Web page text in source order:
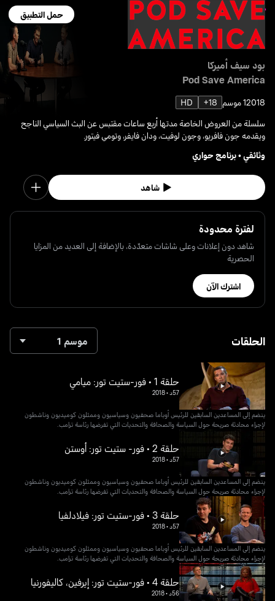
حمل التطبيق
بود سيف أميركا
Pod Save America
20181 موسم 18+
HD
سلسلة من العروض الخاصة مدتها أربع ساعات مقتبس عن البث السياسي الناجح
ويقدمه جون فافريو، وجون لوفيت، ودان فايفر، وتومي فيتور.
وثائقي •برنامج حواري
شاهد
لفترة محدودة
شاهد دون إعلانات وعلى شاشات متعدّدة، بالإضافة إلى العديد من المزايا
الحصرية
اشترك الآن
الحلقات موسم 1
حلقة 1 • فور-ستيت تور: ميامي
57د •
2018
ينضم إلى المساعدين السابقين للرئيس أوباما صحفيون وسياسيون وممثلون كوميديون وناشطون
لإجراء محادثة صريحة حول السياسة والصحافة والتحديات التي تفرضها رئاسة ترامب.
حلقة 2 • فور- ستيت تور: أوستن
57د •
2018
ينضم إلى المساعدين السابقين للرئيس أوباما صحفيون وسياسيون وممثلون كوميديون وناشطون
لإجراء محادثة صريحة حول السياسة والصحافة والتحديات التي تفرضها رئاسة ترامب.
حلقة 3 • فور-ستيت تور: فيلادلفيا
57د •
2018
ينضم إلى المساعدين السابقين للرئيس أوباما صحفيون وسياسيون وممثلون كوميديون وناشطون
لإجراء محادثة صريحة حول السياسة والصحافة والتحديات التي تفرضها رئاسة ترامب.
حلقة 4 • فور-ستيت تور: إيرفين، كاليفورنيا
56د •
2018